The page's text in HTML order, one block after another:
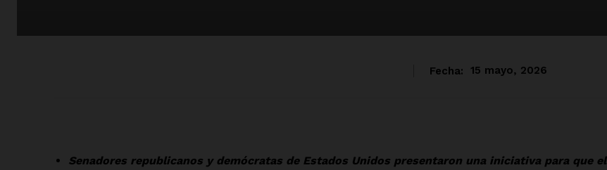
Fecha: 15 mayo, 2026
Senadores republicanos y demócratas de Estados Unidos presentaron una iniciativa para que el